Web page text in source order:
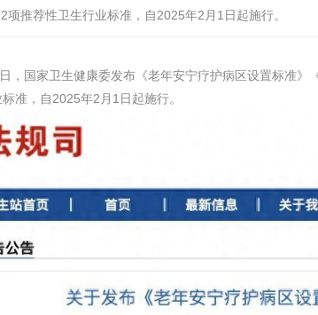
项推荐性卫生行业标准，自2025年2月1日起施行。
，国家卫生健康委发布《老年安宁疗护病区设置标准
准，自2025年2月1日起施行。